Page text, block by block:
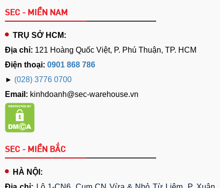
SEC - MIỀN NAM
TRỤ SỞ HCM:
Địa chỉ: 121 Hoàng Quốc Việt, P. Phú Thuận, TP. HCM
Điện thoại: 0901 868 786
► (028) 3776 0700
Email: kinhdoanh@sec-warehouse.vn
SEC - MIỀN BẮC
HÀ NỘI: